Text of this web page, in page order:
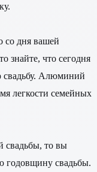
со дня вашей
знайте, что сегодня
Алюминий
легкости семейных
свадьбы, то вы
годовщину свадьбы.